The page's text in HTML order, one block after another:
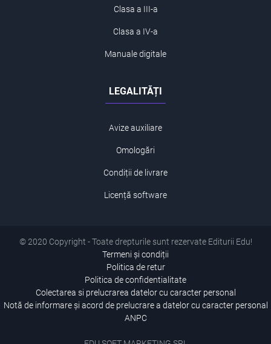
Clasa a III-a
Clasa a IV-a
Manuale digitale
LEGALITĂȚI
Avize auxiliare
Omologări
Condiții de livrare
Licență software
© 2020 Copyright - Toate drepturile sunt rezervate Editurii Edu!
Termeni și condiții
Politica de retur
Politica de confidentialitate
Colectarea si prelucrarea datelor cu caracter personal
Notă de informare și acord de prelucrare a datelor cu caracter personal
ANPC